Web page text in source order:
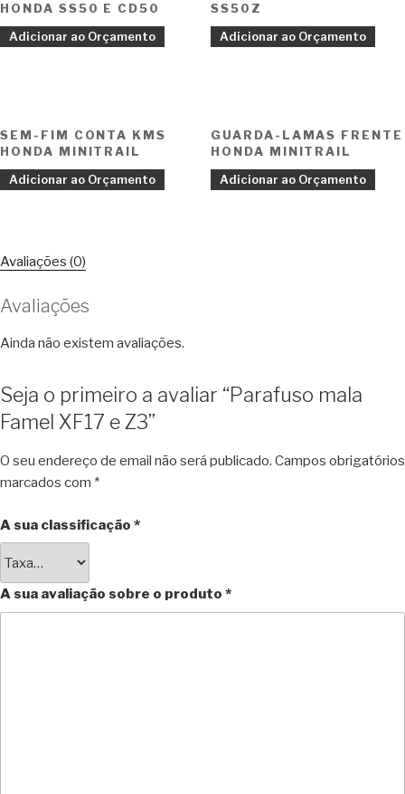
HONDA SS50 E CD50
Adicionar ao Orçamento
SS50Z
Adicionar ao Orçamento
SEM-FIM CONTA KMS
HONDA MINITRAIL
Adicionar ao Orçamento
GUARDA-LAMAS FRENTE
HONDA MINITRAIL
Adicionar ao Orçamento
Avaliações (0)
Avaliações
Ainda não existem avaliações.
Seja o primeiro a avaliar “Parafuso mala
Famel XF17 e Z3”
O seu endereço de email não será publicado. Campos obrigatórios
marcados com *
A sua classificação *
A sua avaliação sobre o produto *